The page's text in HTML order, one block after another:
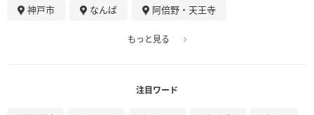
神戸市 なんば 阿倍野・天王寺
もっと見る
注目ワード